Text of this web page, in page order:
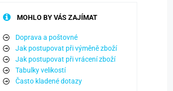
MOHLO BY VÁS ZAJÍMAT
Doprava a poštovné
Jak postupovat při výměně zboží
Jak postupovat při vrácení zboží
Tabulky velikostí
Často kladené dotazy